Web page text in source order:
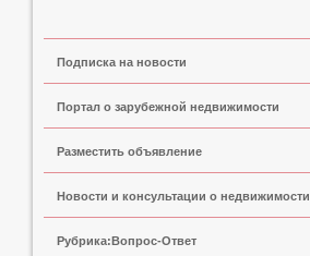
Подписка на новости
Портал о зарубежной недвижимости
Разместить объявление
Новости и консультации о недвижимости
Рубрика:Вопрос-Ответ